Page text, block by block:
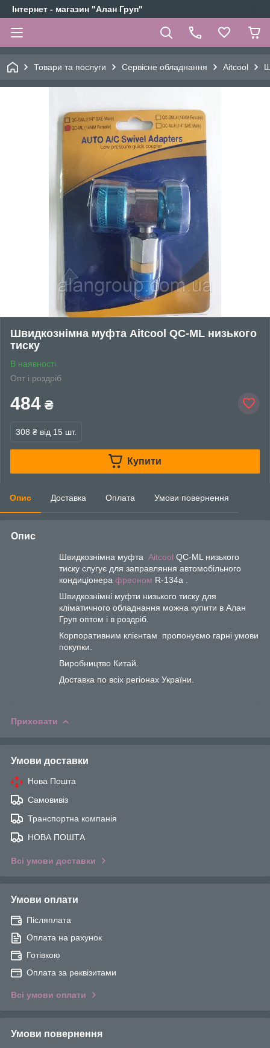
Інтернет - магазин "Алан Груп"
Товари та послуги Сервісне обладнання Aitcool
Швидкознімна муфта Aitcool QC-ML низького
тиску
В наявності
Опт і роздріб
484 ₴
308 ₴ від 15 шт.
Купити
Опис Доставка Оплата Умови повернення
Опис
Швидкознімна муфта Aitcool QC-ML низького
тиску слугує для заправляння автомобільного
кондиціонера фреоном R-134a .
Швидкознімні муфти низького тиску для
кліматичного обладнання можна купити в Алан
Груп оптом і в роздріб.
Корпоративним клієнтам пропонуємо гарні умови
покупки.
Виробництво Китай.
Доставка по всіх регіонах України.
Приховати
Умови доставки
Нова Пошта
Самовивіз
Транспортна компанія
НОВА ПОШТА
Всі умови доставки
Умови оплати
Післяплата
Оплата на рахунок
Готівкою
Оплата за реквізитами
Всі умови оплати
Умови повернення